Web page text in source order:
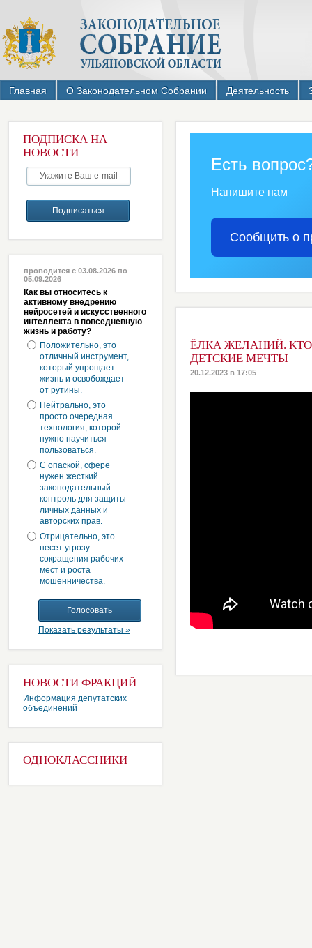
Главная О Законодательном Собрании Деятельность
ПОДПИСКА НА
НОВОСТИ
проводится с 03.08.2026 по
05.09.2026
Как вы относитесь к
активному внедрению
нейросетей и искусственного
интеллекта в повседневную
жизнь и работу?
Положительно, это
отличный инструмент,
который упрощает
жизнь и освобождает
от рутины.
Нейтрально, это
просто очередная
технология, которой
нужно научиться
пользоваться.
С опаской, сфере
нужен жесткий
законодательный
контроль для защиты
личных данных и
авторских прав.
Отрицательно, это
несет угрозу
сокращения рабочих
мест и роста
мошенничества.
Показать результаты »
НОВОСТИ ФРАКЦИЙ
Информация депутатских
объединений
ОДНОКЛАССНИКИ
Есть
Напишите нам
Сообщить о
ЁЛКА ЖЕЛАНИЙ.
ДЕТСКИЕ МЕЧТЫ
20.12.2023 в 17:05